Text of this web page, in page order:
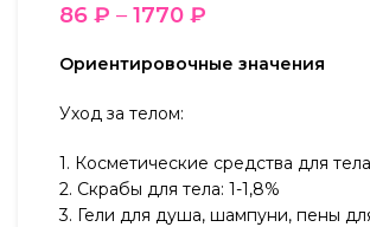
86 ₽ – 1770 ₽
Ориентировочные значения
Уход за телом:
1. Косметические средства для
2. Скрабы для тела: 1-1,8%
3. Гели для душа, шампуни, пены